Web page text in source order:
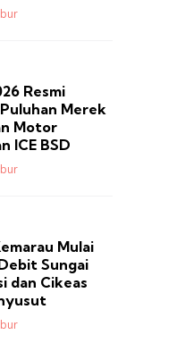
Resmi
Merek
Motor
ICE BSD
Mulai
Sungai
dan Cikeas